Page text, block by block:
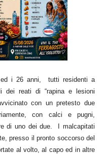
ed i 26 anni, tutti residenti a
dei reati di “rapina e lesioni
con un pretesto due
con calci e pugni,
di uno dei due. I malcapitati
presso il pronto soccorso del
al volto, al capo ed in altre